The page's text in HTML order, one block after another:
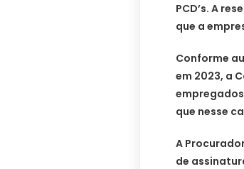
PCD’s. A
que a
Conforme
em 2023, a
que nesse
A
de